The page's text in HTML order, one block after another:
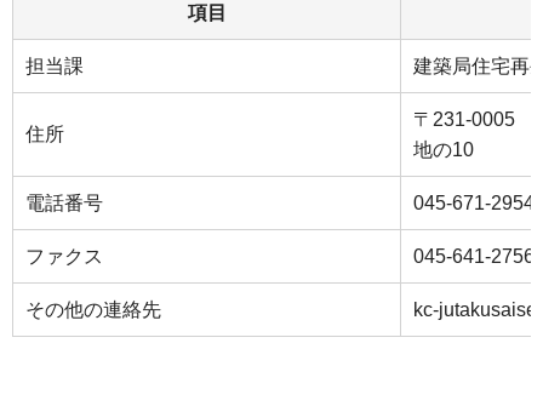
項目
担当課 建築局住宅再
住所
〒231-0005
地の10
電話番号 045-671-2954
ファクス 045-641-2756
その他の連絡先 kc-